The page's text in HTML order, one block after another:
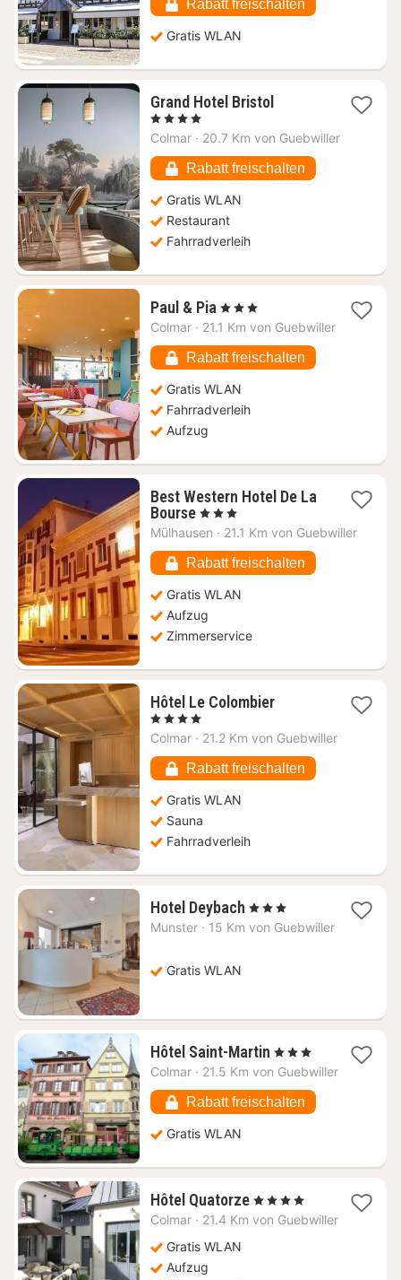
Rabatt freischalten
Gratis WLAN
Grand Hotel Bristol1
ab
€
, 4 Sterne
Colmar · 20.7 Km von Guebwiller
Rabatt freischalten
Gratis WLAN
Restaurant
Fahrradverleih
Paul & Pia 1
Nacht
124,44
€
, 3 Sterne
Colmar · 21.1 Km von Guebwiller
Rabatt freischalten
Gratis WLAN
Fahrradverleih
Aufzug
Best Western Hotel De La
Bourse1
Nacht
66,83
€
, 3 Sterne
Mülhausen · 21.1 Km von Guebwiller
Rabatt freischalten
Gratis WLAN
Aufzug
Zimmerservice
Hôtel Le Colombier1
ab
€
, 4 Sterne
Colmar · 21.2 Km von Guebwiller
Rabatt freischalten
Gratis WLAN
Sauna
Fahrradverleih
Hotel Deybach 1
Nacht
, 3 Sterne
Munster · 15 Km von Guebwiller
Gratis WLAN
Hôtel Saint-Martin 1
Nacht
81,20
€
, 3 Sterne
Colmar · 21.5 Km von Guebwiller
Rabatt freischalten
Gratis WLAN
Hôtel Quatorze1
Nacht
, 4 Sterne
Colmar · 21.4 Km von Guebwiller
Gratis WLAN
Aufzug